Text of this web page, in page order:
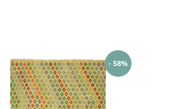
- 58%